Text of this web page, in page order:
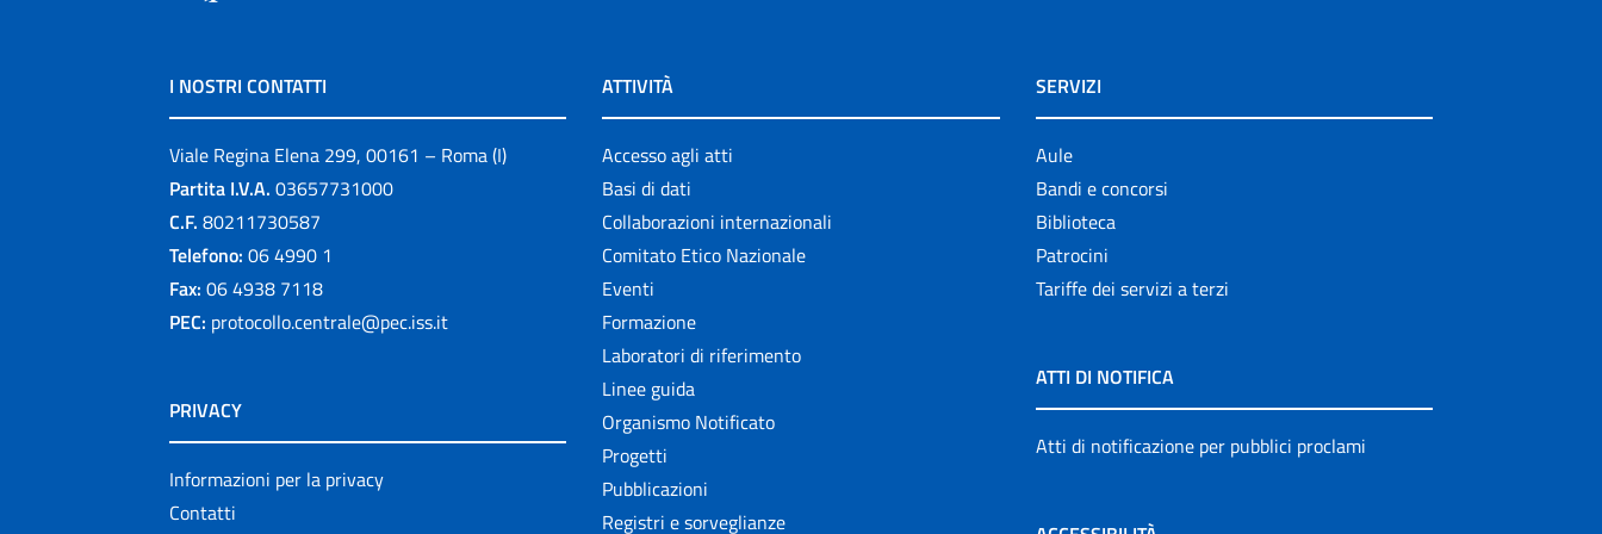
I NOSTRI CONTATTI
Viale Regina Elena 299, 00161 – Roma (I)
Partita I.V.A. 03657731000
C.F. 80211730587
Telefono: 06 4990 1
Fax: 06 4938 7118
PEC: protocollo.centrale@pec.iss.it
PRIVACY
Informazioni per la privacy
Contatti
ATTIVITÀ
Accesso agli atti
Basi di dati
Collaborazioni internazionali
Comitato Etico Nazionale
Eventi
Formazione
Laboratori di riferimento
Linee guida
Organismo Notificato
Progetti
Pubblicazioni
Registri e sorveglianze
SERVIZI
Aule
Bandi e concorsi
Biblioteca
Patrocini
Tariffe dei servizi a terzi
ATTI DI NOTIFICA
Atti di notificazione per pubblici proclami